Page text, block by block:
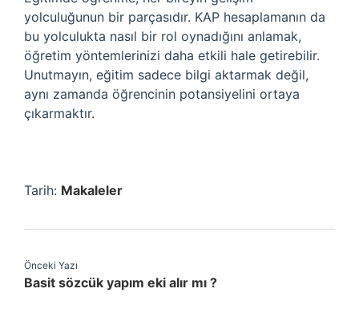
yolculuğunun bir parçasıdır. KAP hesaplamanın da
bu yolculukta nasıl bir rol oynadığını anlamak,
öğretim yöntemlerinizi daha etkili hale getirebilir.
Unutmayın, eğitim sadece bilgi aktarmak değil,
aynı zamanda öğrencinin potansiyelini ortaya
çıkarmaktır.
Tarih: Makaleler
Önceki Yazı
Basit sözcük yapım eki alır mı ?